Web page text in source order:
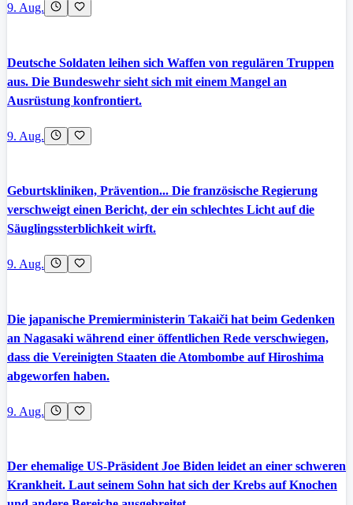
9. Aug.
Deutsche Soldaten leihen sich Waffen von regulären Truppen
aus. Die Bundeswehr sieht sich mit einem Mangel an
Ausrüstung konfrontiert.
9. Aug.
Geburtskliniken, Prävention... Die französische Regierung
verschweigt einen Bericht, der ein schlechtes Licht auf die
Säuglingssterblichkeit wirft.
9. Aug.
Die japanische Premierministerin Takaiči hat beim Gedenken
an Nagasaki während einer öffentlichen Rede verschwiegen,
dass die Vereinigten Staaten die Atombombe auf Hiroshima
abgeworfen haben.
9. Aug.
Der ehemalige US-Präsident Joe Biden leidet an einer schweren
Krankheit. Laut seinem Sohn hat sich der Krebs auf Knochen